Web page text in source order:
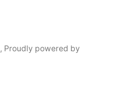
, Proudly powered by